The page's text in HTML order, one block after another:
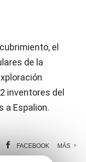
el
de la
inventores del
a Espalion.
FACEBOOK MÁS